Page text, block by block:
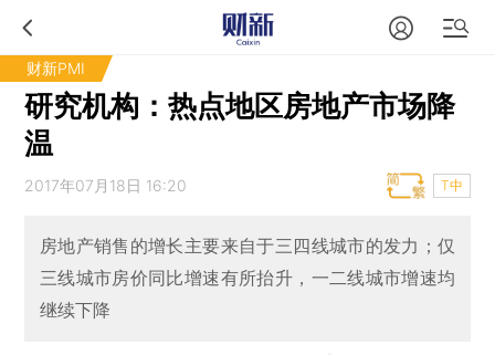
财新PMI
研究机构：热点地区房地产市场降
温
2017年07月18日 16:20 T中
房地产销售的增长主要来自于三四线城市的发力；仅
三线城市房价同比增速有所抬升，一二线城市增速均
继续下降